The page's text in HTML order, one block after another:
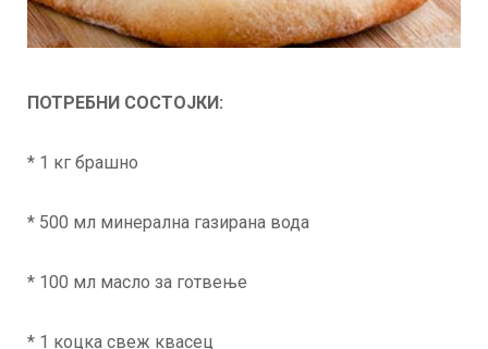
ПОТРЕБНИ СОСТОЈКИ:
* 1 кг брашно
* 500 мл минерална газирана вода
* 100 мл масло за готвење
* 1 коцка свеж квасец